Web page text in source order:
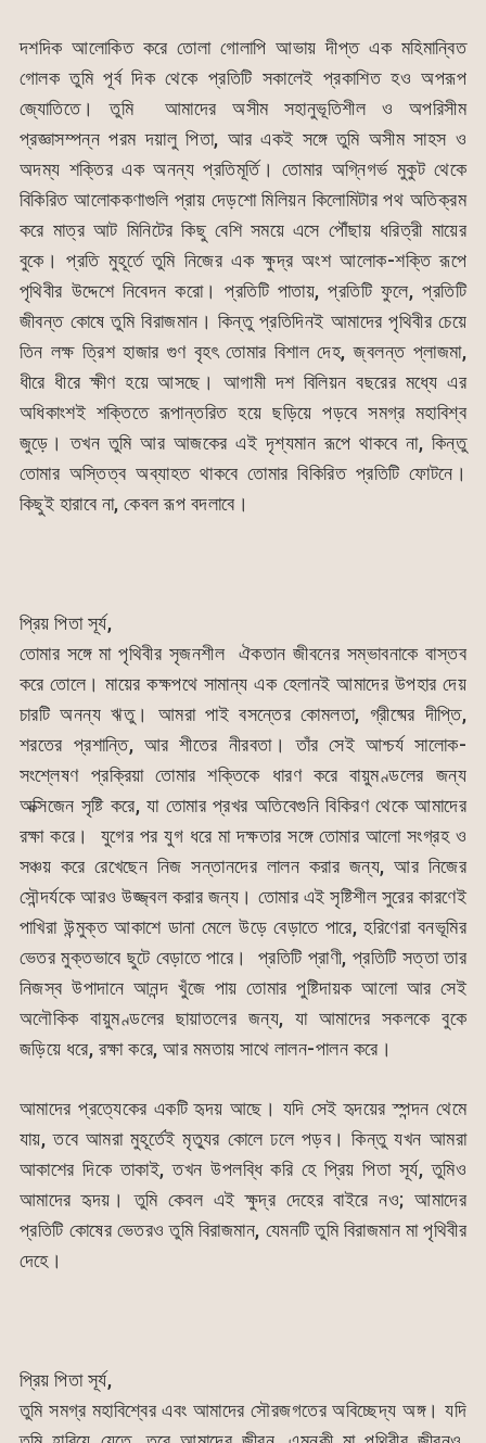
দশদিক আলোকিত করে তোলা গোলাপি আভায় দীপ্ত এক মহিমান্বিত
গোলক তুমি পূর্ব দিক থেকে প্রতিটি সকালেই প্রকাশিত হও অপরূপ
জ্যোতিতে। তুমি আমাদের অসীম সহানুভূতিশীল ও অপরিসীম
প্রজ্ঞাসম্পন্ন পরম দয়ালু পিতা, আর একই সঙ্গে তুমি অসীম সাহস ও
অদম্য শক্তির এক অনন্য প্রতিমূর্তি। তোমার অগ্নিগর্ভ মুকুট থেকে
বিকিরিত আলোককণাগুলি প্রায় দেড়শো মিলিয়ন কিলোমিটার পথ অতিক্রম
করে মাত্র আট মিনিটের কিছু বেশি সময়ে এসে পৌঁছায় ধরিত্রী মায়ের
বুকে। প্রতি মুহূর্তে তুমি নিজের এক ক্ষুদ্র অংশ আলোক-শক্তি রূপে
পৃথিবীর উদ্দেশে নিবেদন করো। প্রতিটি পাতায়, প্রতিটি ফুলে, প্রতিটি
জীবন্ত কোষে তুমি বিরাজমান। কিন্তু প্রতিদিনই আমাদের পৃথিবীর চেয়ে
তিন লক্ষ ত্রিশ হাজার গুণ বৃহৎ তোমার বিশাল দেহ, জ্বলন্ত প্লাজমা,
ধীরে ধীরে ক্ষীণ হয়ে আসছে। আগামী দশ বিলিয়ন বছরের মধ্যে এর
অধিকাংশই শক্তিতে রূপান্তরিত হয়ে ছড়িয়ে পড়বে সমগ্র মহাবিশ্ব
জুড়ে। তখন তুমি আর আজকের এই দৃশ্যমান রূপে থাকবে না, কিন্তু
তোমার অস্তিত্ব অব্যাহত থাকবে তোমার বিকিরিত প্রতিটি ফোটনে।
কিছুই হারাবে না, কেবল রূপ বদলাবে।
প্রিয় পিতা সূর্য,
তোমার সঙ্গে মা পৃথিবীর সৃজনশীল ঐকতান জীবনের সম্ভাবনাকে বাস্তব
করে তোলে। মায়ের কক্ষপথে সামান্য এক হেলানই আমাদের উপহার দেয়
চারটি অনন্য ঋতু। আমরা পাই বসন্তের কোমলতা, গ্রীষ্মের দীপ্তি,
শরতের প্রশান্তি, আর শীতের নীরবতা। তাঁর সেই আশ্চর্য সালোক-
সংশ্লেষণ প্রক্রিয়া তোমার শক্তিকে ধারণ করে বায়ুমণ্ডলের জন্য
অক্সিজেন সৃষ্টি করে, যা তোমার প্রখর অতিবেগুনি বিকিরণ থেকে আমাদের
রক্ষা করে। যুগের পর যুগ ধরে মা দক্ষতার সঙ্গে তোমার আলো সংগ্রহ ও
সঞ্চয় করে রেখেছেন নিজ সন্তানদের লালন করার জন্য, আর নিজের
সৌন্দর্যকে আরও উজ্জ্বল করার জন্য। তোমার এই সৃষ্টিশীল সুরের কারণেই
পাখিরা উন্মুক্ত আকাশে ডানা মেলে উড়ে বেড়াতে পারে, হরিণেরা বনভূমির
ভেতর মুক্তভাবে ছুটে বেড়াতে পারে। প্রতিটি প্রাণী, প্রতিটি সত্তা তার
নিজস্ব উপাদানে আনন্দ খুঁজে পায় তোমার পুষ্টিদায়ক আলো আর সেই
অলৌকিক বায়ুমণ্ডলের ছায়াতলের জন্য, যা আমাদের সকলকে বুকে
জড়িয়ে ধরে, রক্ষা করে, আর মমতায় সাথে লালন-পালন করে।
আমাদের প্রত্যেকের একটি হৃদয় আছে। যদি সেই হৃদয়ের স্পন্দন থেমে
যায়, তবে আমরা মুহূর্তেই মৃত্যুর কোলে ঢলে পড়ব। কিন্তু যখন আমরা
আকাশের দিকে তাকাই, তখন উপলব্ধি করি হে প্রিয় পিতা সূর্য, তুমিও
আমাদের হৃদয়। তুমি কেবল এই ক্ষুদ্র দেহের বাইরে নও; আমাদের
প্রতিটি কোষের ভেতরও তুমি বিরাজমান, যেমনটি তুমি বিরাজমান মা পৃথিবীর
দেহে।
প্রিয় পিতা সূর্য,
তুমি সমগ্র মহাবিশ্বের এবং আমাদের সৌরজগতের অবিচ্ছেদ্য অঙ্গ। যদি